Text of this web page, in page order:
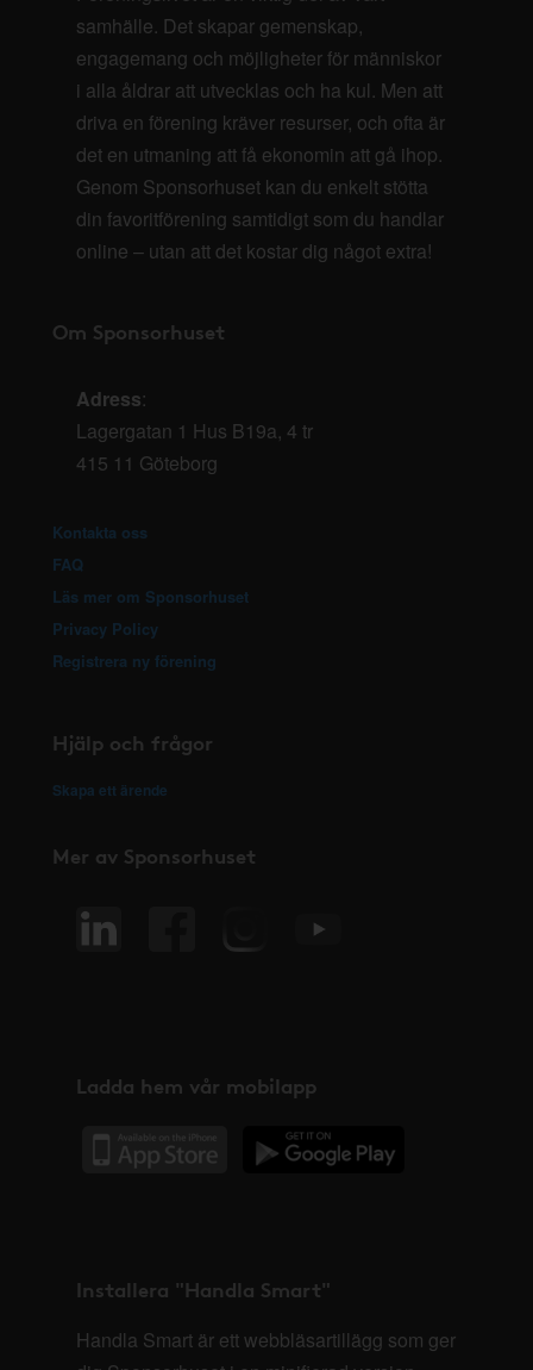
samhälle. Det skapar gemenskap,
engagemang och möjligheter för människor
i alla åldrar att utvecklas och ha kul. Men att
driva en förening kräver resurser, och ofta är
det en utmaning att få ekonomin att gå ihop.
Genom Sponsorhuset kan du enkelt stötta
din favoritförening samtidigt som du handlar
online – utan att det kostar dig något extra!
Om Sponsorhuset
Adress:
Lagergatan 1 Hus B19a, 4 tr
415 11 Göteborg
Kontakta oss
FAQ
Läs mer om Sponsorhuset
Privacy Policy
Registrera ny förening
Hjälp och frågor
Skapa ett ärende
Mer av Sponsorhuset
Ladda hem vår mobilapp
Installera "Handla Smart"
Handla Smart är ett webbläsartillägg som ger